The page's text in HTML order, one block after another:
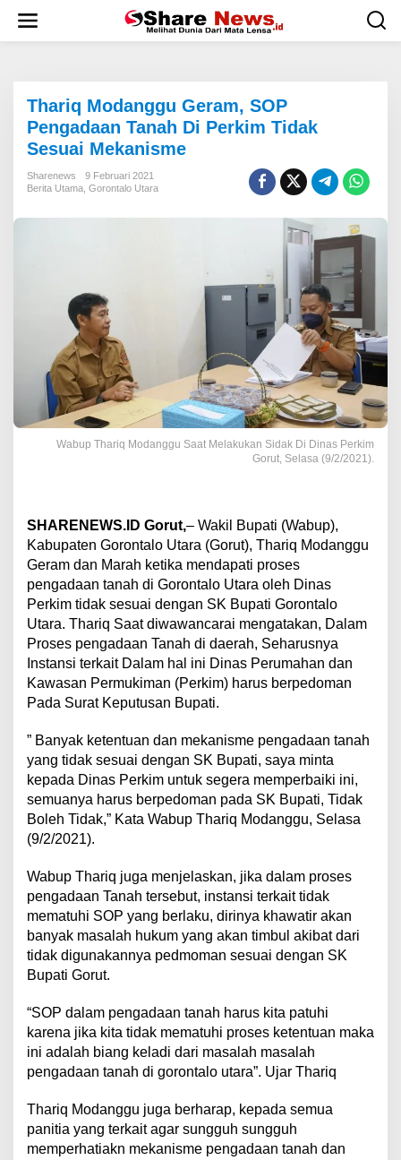
w
Thariq Modanggu Geram, SOP
Pengadaan Tanah Di Perkim Tidak
Sesuai Mekanisme
Sharenews
9 Februari 2021
Berita Utama Gorontalo Utara
Wabup Thariq Modanggu Saat Melakukan Sidak Di Dinas Perkim
Gorut, Selasa (9/2/2021).
SHARENEWS.ID Gorut,– Wakil Bupati (Wabup),
Kabupaten Gorontalo Utara (Gorut), Thariq Modanggu
Geram dan Marah ketika mendapati proses
pengadaan tanah di Gorontalo Utara oleh Dinas
Perkim tidak sesuai dengan SK Bupati Gorontalo
Utara. Thariq Saat diwawancarai mengatakan, Dalam
Proses pengadaan Tanah di daerah, Seharusnya
Instansi terkait Dalam hal ini Dinas Perumahan dan
Kawasan Permukiman (Perkim) harus berpedoman
Pada Surat Keputusan Bupati.
” Banyak ketentuan dan mekanisme pengadaan tanah
yang tidak sesuai dengan SK Bupati, saya minta
kepada Dinas Perkim untuk segera memperbaiki ini,
semuanya harus berpedoman pada SK Bupati, Tidak
Boleh Tidak,” Kata Wabup Thariq Modanggu, Selasa
(9/2/2021).
Wabup Thariq juga menjelaskan, jika dalam proses
pengadaan Tanah tersebut, instansi terkait tidak
mematuhi SOP yang berlaku, dirinya khawatir akan
banyak masalah hukum yang akan timbul akibat dari
tidak digunakannya pedmoman sesuai dengan SK
Bupati Gorut.
“SOP dalam pengadaan tanah harus kita patuhi
karena jika kita tidak mematuhi proses ketentuan maka
ini adalah biang keladi dari masalah masalah
pengadaan tanah di gorontalo utara”. Ujar Thariq
Thariq Modanggu juga berharap, kepada semua
panitia yang terkait agar sungguh sungguh
memperhatiakn mekanisme pengadaan tanah dan